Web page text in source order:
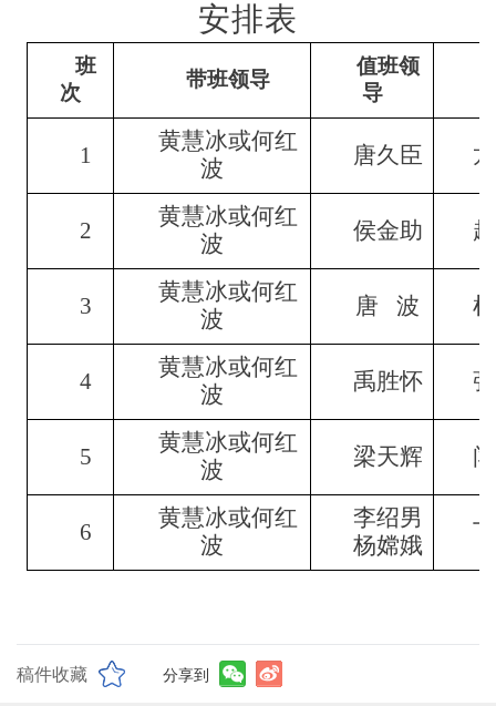
安排表
班
次
带班领导
值班领
导
1
黄慧冰或何红
波
唐久臣
2
黄慧冰或何红
波
侯金助
3
黄慧冰或何红
波
唐 波
4
黄慧冰或何红
波
禹胜怀
5
黄慧冰或何红
波
梁天辉
6
黄慧冰或何红
波
李绍男
杨嫦娥
稿件收藏 分享到